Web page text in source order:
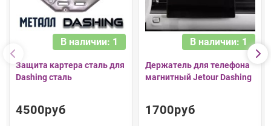
В наличии: 1
Защита картера сталь для
Dashing сталь
4500руб
В наличии: 1
Держатель для телефона
магнитный Jetour Dashing
1700руб